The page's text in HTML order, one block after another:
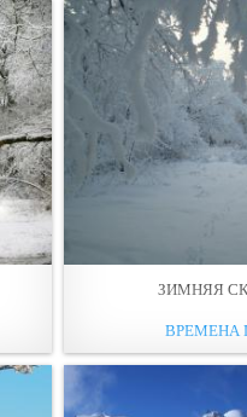
ЗИМНЯЯ
ВРЕМЕНА